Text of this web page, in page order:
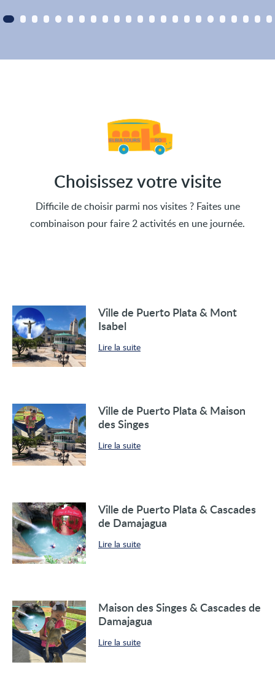
Choisissez votre visite
Difficile de choisir parmi nos visites ? Faites une
combinaison pour faire 2 activités en une journée.
Ville de Puerto Plata & Mont
Isabel
Lire la suite
Ville de Puerto Plata & Maison
des Singes
Lire la suite
Ville de Puerto Plata & Cascades
de Damajagua
Lire la suite
Maison des Singes & Cascades de
Damajagua
Lire la suite